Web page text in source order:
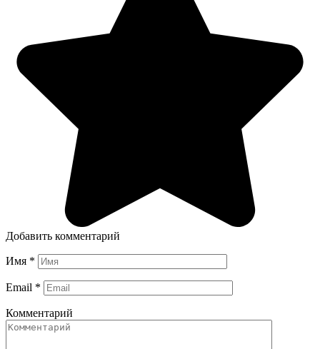
Добавить комментарий
Имя *
Email *
Комментарий